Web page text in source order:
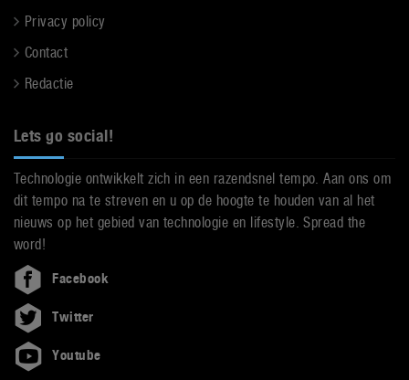
Privacy policy
Contact
Redactie
Lets go social!
Technologie ontwikkelt zich in een razendsnel tempo. Aan ons om
dit tempo na te streven en u op de hoogte te houden van al het
nieuws op het gebied van technologie en lifestyle. Spread the
word!
Facebook
Twitter
Youtube